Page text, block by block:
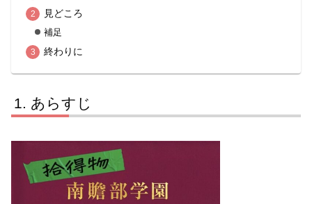
見どころ
補足
終わりに
あらすじ